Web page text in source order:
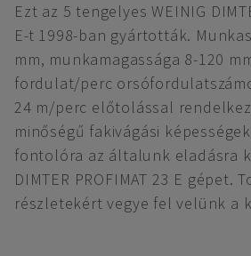
Ezt az 5 tengelyes WEINIG
E-t 1998-ban gyártották.
mm, munkamagassága 8-120
fordulat/perc
24 m/perc előtolással
minőségű fakivágási
fontolóra az általunk eladásra
DIMTER PROFIMAT 23 E gépet.
részletekért vegye fel velünk a